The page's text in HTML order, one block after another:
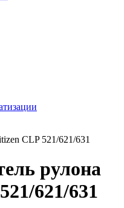
CLP 521/621/631
рулона
621/631